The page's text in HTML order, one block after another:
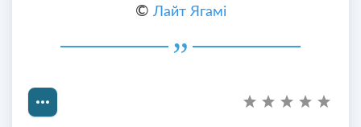
© Лайт Ягамі